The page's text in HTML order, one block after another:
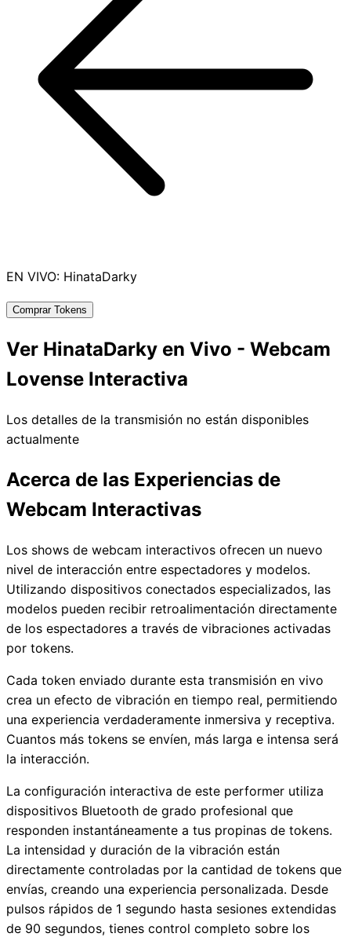
EN VIVO: HinataDarky
Comprar Tokens
Ver HinataDarky en Vivo - Webcam
Lovense Interactiva
Los detalles de la transmisión no están disponibles
actualmente
Acerca de las Experiencias de
Webcam Interactivas
Los shows de webcam interactivos ofrecen un nuevo
nivel de interacción entre espectadores y modelos.
Utilizando dispositivos conectados especializados, las
modelos pueden recibir retroalimentación directamente
de los espectadores a través de vibraciones activadas
por tokens.
Cada token enviado durante esta transmisión en vivo
crea un efecto de vibración en tiempo real, permitiendo
una experiencia verdaderamente inmersiva y receptiva.
Cuantos más tokens se envíen, más larga e intensa será
la interacción.
La configuración interactiva de este performer utiliza
dispositivos Bluetooth de grado profesional que
responden instantáneamente a tus propinas de tokens.
La intensidad y duración de la vibración están
directamente controladas por la cantidad de tokens que
envías, creando una experiencia personalizada. Desde
pulsos rápidos de 1 segundo hasta sesiones extendidas
de 90 segundos, tienes control completo sobre los